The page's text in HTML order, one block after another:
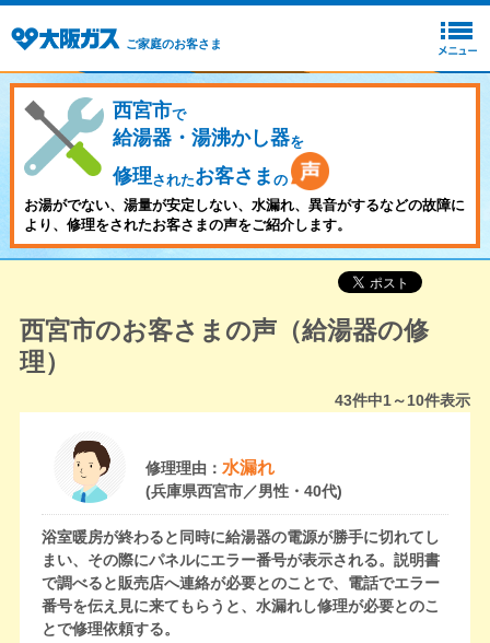
ご家庭のお客さま
西宮市で
給湯器・湯沸かし器を
修理されたお客さま の
お湯がでない、湯量が安定しない、水漏れ、異音がするなどの故障に
より、修理をされたお客さまの声をご紹介します。
西宮市のお客さまの声（給湯器の修
理）
43件中1～10件表示
修理理由： 水漏れ
(兵庫県西宮市／男性・40代)
浴室暖房が終わると同時に給湯器の電源が勝手に切れてし
まい、その際にパネルにエラー番号が表示される。説明書
で調べると販売店へ連絡が必要とのことで、電話でエラー
番号を伝え見に来てもらうと、水漏れし修理が必要とのこ
とで修理依頼する。